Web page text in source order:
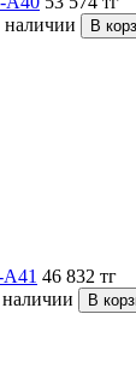
наличии
46 832 тг
наличии